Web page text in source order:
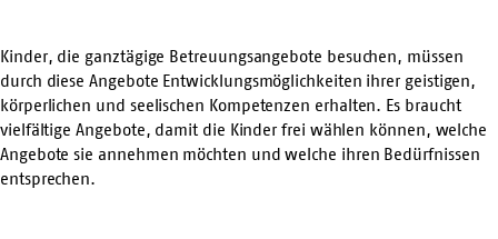
Kinder, die ganztägige Betreuungsangebote besuchen, müssen
durch diese Angebote Entwicklungsmöglichkeiten ihrer geistigen,
körperlichen und seelischen Kompetenzen erhalten. Es braucht
vielfältige Angebote, damit die Kinder frei wählen können, welche
Angebote sie annehmen möchten und welche ihren Bedürfnissen
entsprechen.